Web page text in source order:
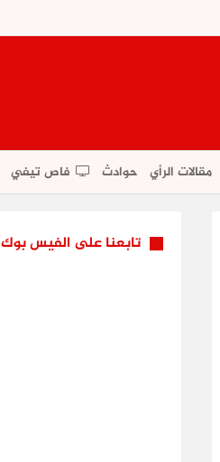
مقالات الرأي حوادث فاص تيفي
تابعنا على الفيس بوك